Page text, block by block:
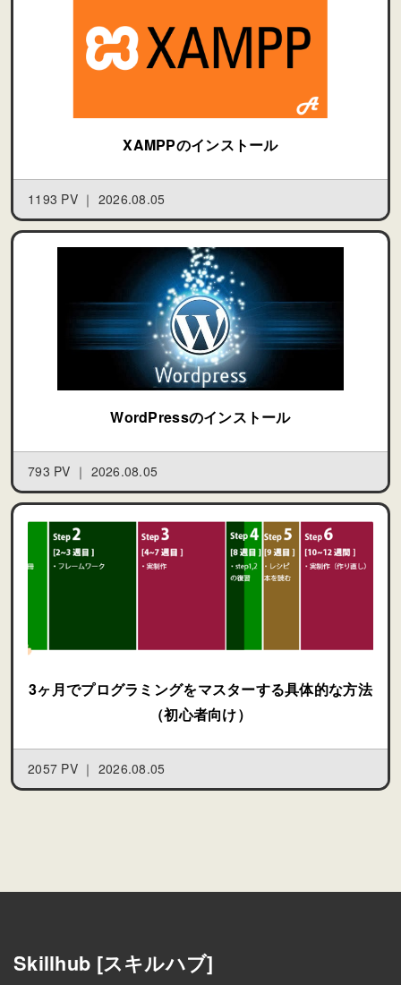
XAMPPのインストール
1193 PV ｜ 2026.08.05
WordPressのインストール
793 PV ｜ 2026.08.05
3ヶ月でプログラミングをマスターする具体的な方法
（初心者向け）
2057 PV ｜ 2026.08.05
Skillhub [スキルハブ]